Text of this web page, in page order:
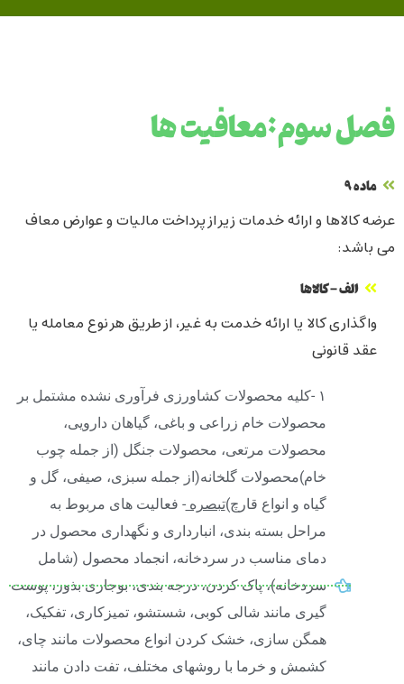
فصل سوم:معافیت ها
ماده ۹
عرضه کالاها و ارائه خدمات زیر از پرداخت مالیات و عوارض معاف
می باشد:
الف - کالاها
واگذاری کالا یا ارائه خدمت به غیر، از طریق هر نوع معامله یا
عقد قانونی
۱ -کلیه محصولات کشاورزی فرآوری نشده مشتمل بر
محصولات خام زراعی و باغی، گیاهان دارویی،
محصولات مرتعی، محصولات جنگل (از جمله چوب
خام)محصولات گلخانه(از جمله سبزی، صیفی، گل و
گیاه و انواع قارچ)تبصره- فعالیت های مربوط به
مراحل بسته بندی، انبارداری و نگهداری محصول در
دمای مناسب در سردخانه، انجماد محصول (شامل
سردخانه)، پاک کردن، درجه بندی، بوجاری بذور، پوست
گیری مانند شالی کوبی، شستشو، تمیزکاری، تفکیک،
همگن سازی، خشک کردن انواع محصولات مانند چای،
کشمش و خرما با روشهای مختلف، تفت دادن مانند